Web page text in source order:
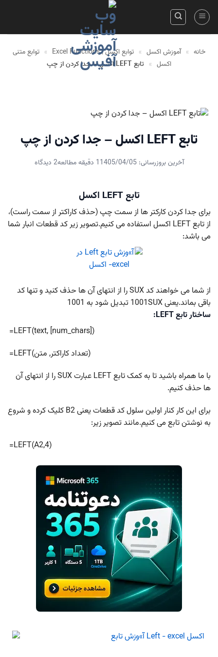
Skip
خانه » آموزش اکسل » توابع اکسل | Excel Functions » توابع متنی
اکسل » تابع LEFT اکسل – جدا کردن از چپ
تابع LEFT اکسل – جدا کردن از چپ
آخرین بروزرسانی: 1405/04/05 1 دقیقه مطالعه 2 دیدگاه
تابع LEFT اکسل
برای جدا کردن کارکتر ها از سمت چپ (حذف کاراکتر از سمت راست)،
از تابع LEFT اکسل استفاده می کنیم.تصویر زیر کد قطعات انبار شما
می باشد:
از شما می خواهند کد SUX را از انتهای آن ها حذف کنید و تنها کد
باقی بماند.یعنی 1001SUX تبدیل شود به 1001
ساختار تابع LEFT:
=LEFT(text, [num_chars])
=LEFT(تعداد کاراکتر, متن)
با ما همراه باشید تا به کمک تابع LEFT عبارت SUX را از انتهای آن
ها حذف کنیم.
برای این کار کنار اولین سلول کد قطعات یعنی B2 کلیک کرده و شروع
به نوشتن تابع می کنیم.مانند تصویر زیر:
=LEFT(A2,4)